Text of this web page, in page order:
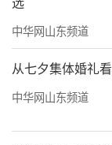
中华网山东频道
从七夕集体婚礼
中华网山东频道